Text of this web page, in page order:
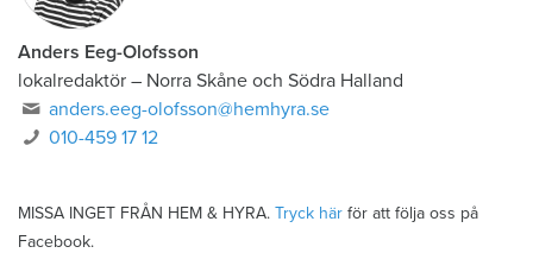
Anders Eeg-Olofsson
lokalredaktör – Norra Skåne och Södra Halland
anders.eeg-olofsson@hemhyra.se
010-459 17 12
MISSA INGET FRÅN HEM & HYRA. Tryck här för att följa oss på
Facebook.